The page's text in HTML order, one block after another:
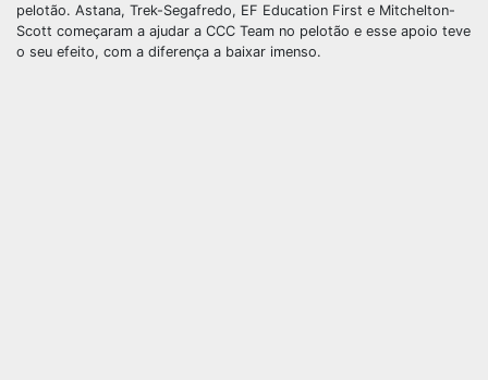
pelotão. Astana, Trek-Segafredo, EF Education First e Mitchelton-
Scott começaram a ajudar a CCC Team no pelotão e esse apoio teve
o seu efeito, com a diferença a baixar imenso.